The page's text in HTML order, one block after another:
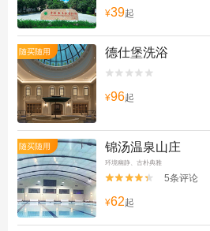
¥39起
随买随用 德仕堡洗浴


¥96起
随买随用 锦汤温泉山庄
环境幽静、古朴典雅

 5条评论
¥62起